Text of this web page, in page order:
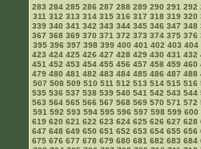
283 284 285 286 287 288 289 290 291 292
311 312 313 314 315 316 317 318 319 320
339 340 341 342 343 344 345 346 347 348
367 368 369 370 371 372 373 374 375 376
395 396 397 398 399 400 401 402 403 404
423 424 425 426 427 428 429 430 431 432
451 452 453 454 455 456 457 458 459 460
479 480 481 482 483 484 485 486 487 488
507 508 509 510 511 512 513 514 515 516
535 536 537 538 539 540 541 542 543 544
563 564 565 566 567 568 569 570 571 572
591 592 593 594 595 596 597 598 599 600
619 620 621 622 623 624 625 626 627 628
647 648 649 650 651 652 653 654 655 656
675 676 677 678 679 680 681 682 683 684